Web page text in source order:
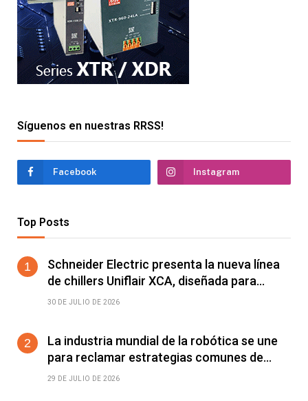
Síguenos en nuestras RRSS!
Facebook Instagram
Top Posts
Schneider Electric presenta la nueva línea
de chillers Uniflair XCA, diseñada para
mejorar el rendimiento energético y la
30 DE JULIO DE 2026
La industria mundial de la robótica se une
para reclamar estrategias comunes de
automatización
29 DE JULIO DE 2026